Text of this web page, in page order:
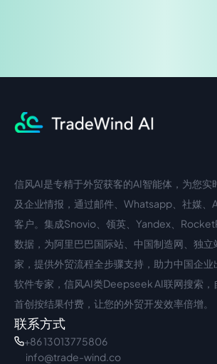
中文入口
信风AI是专精于外贸获客的AI智能体，为您实
及企业情报，通过邮件、Whatsapp、社媒、
客户。集成Snovio、领英、Yandex、
数据，为阿里巴巴国际站、中国制造网、独
家，提供外贸流程全步骤支持，助力中国企
软件专家，信风AI类Deepseek AI联网搜索，
首创按结果付费，让您的外贸开发效率倍增。
联系方式
+86 13013775806
info@trade-wind.co